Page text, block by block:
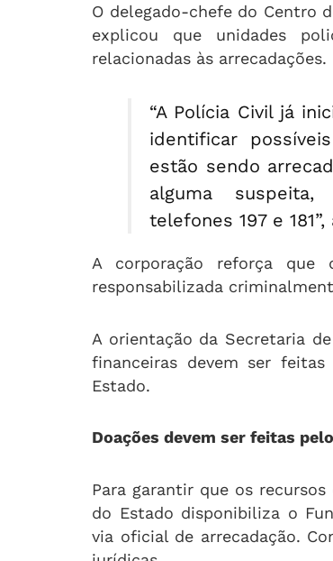
O delegado-chefe do Centro
explicou que unidades
relacionadas às arrecadações.
“A Polícia Civil já
identificar
estão sendo
alguma
telefones 197 e
A corporação reforça que
responsabilizada
A orientação da Secretaria
financeiras devem ser
Estado.
Doações devem ser feitas
Para garantir que os
do Estado disponibiliza o
via oficial de arrecadação.